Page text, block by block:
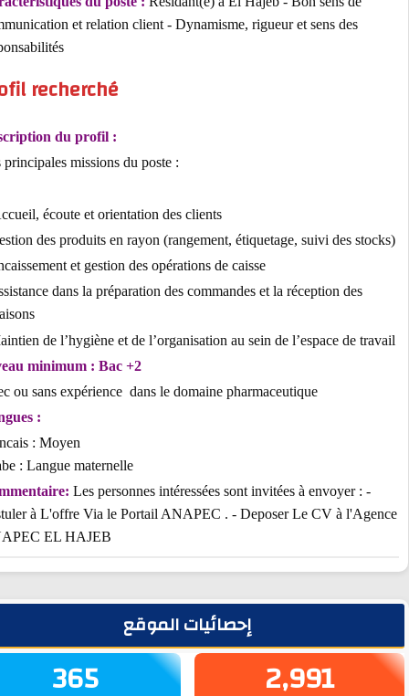
communication et relation client - Dynamisme, rigueur et sens des
responsabilités
Profil recherché
Description du profil :
Les principales missions du poste :
- Accueil, écoute et orientation des clients
- Gestion des produits en rayon (rangement, étiquetage, suivi des
- Encaissement et gestion des opérations de caisse
- Assistance dans la préparation des commandes et la réception des
livraisons
- Maintien de l’hygiène et de l’organisation au sein de l’espace de
Niveau minimum : Bac +2
Avec ou sans expérience dans le domaine pharmaceutique
Langues :
Francais : Moyen
Arabe : Langue maternelle
Commentaire:Les personnes intéressées sont invitées à envoyer : -
Postuler à L'offre Via le Portail ANAPEC . - Deposer Le CV à
ANAPEC EL HAJEB
إحصائيات الموقع
2,991
365